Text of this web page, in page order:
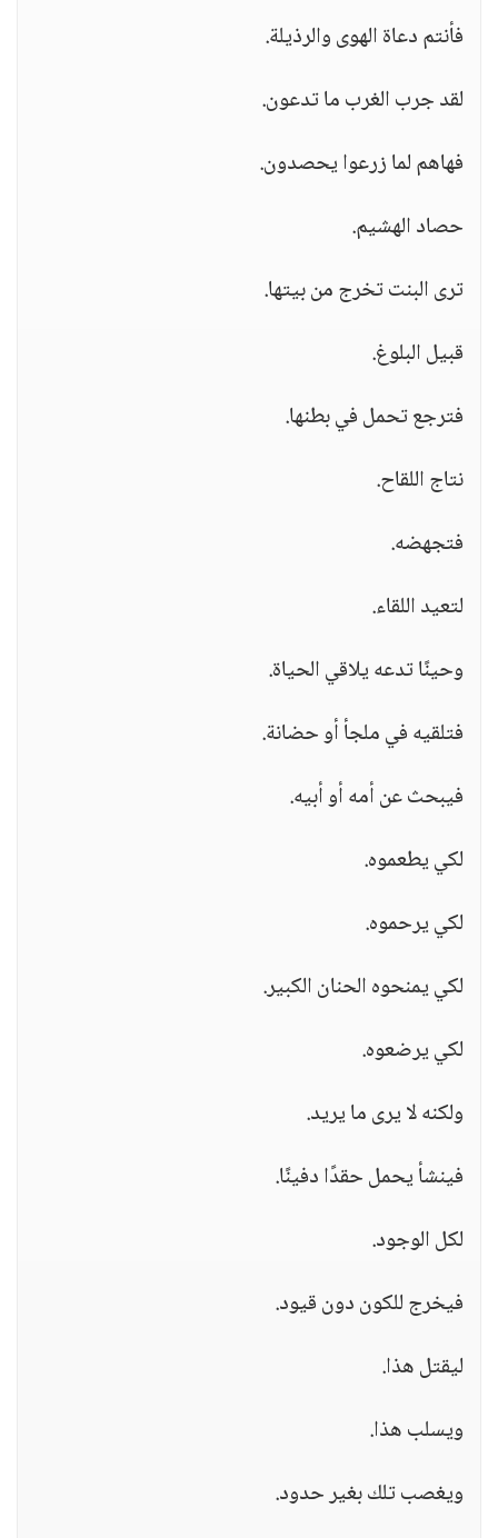
فأنتم دعاة الهوى والرذيلة.
لقد جرب الغرب ما تدعون.
فهاهم لما زرعوا يحصدون.
حصاد الهشيم.
ترى البنت تخرج من بيتها.
قبيل البلوغ.
فترجع تحمل في بطنها.
نتاج اللقاح.
فتجهضه.
لتعيد اللقاء.
وحينًا تدعه يلاقي الحياة.
فتلقيه في ملجأ أو حضانة.
فيبحث عن أمه أو أبيه.
لكي يطعموه.
لكي يرحموه.
لكي يمنحوه الحنان الكبير.
لكي يرضعوه.
ولكنه لا يرى ما يريد.
فينشأ يحمل حقدًا دفينًا.
لكل الوجود.
فيخرج للكون دون قيود.
ليقتل هذا.
ويسلب هذا.
ويغصب تلك بغير حدود.